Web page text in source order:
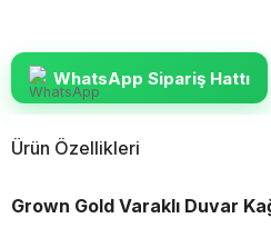
WhatsApp Sipariş Hattı
Ürün Özellikleri
Grown Gold Varaklı Duvar